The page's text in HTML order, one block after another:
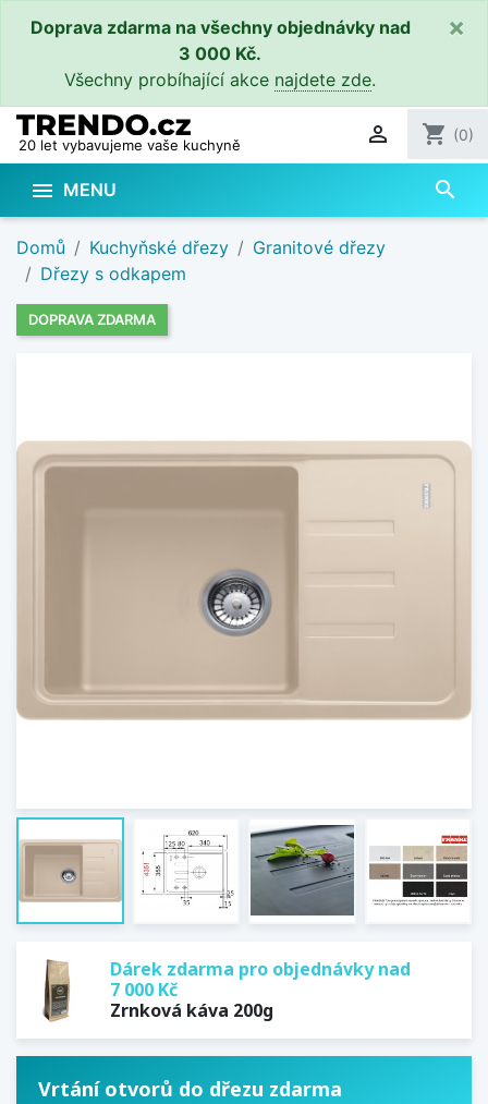
Doprava zdarma na všechny objednávky nad
3 000 Kč.
Všechny probíhající akce najdete zde.
×
20 let vybavujeme vaše kuchyně  shopping_cart (0)
 MENU search
Domů Kuchyňské dřezy
Granitové dřezy
Dřezy s odkapem
DOPRAVA ZDARMA
Dárek zdarma pro objednávky nad
7 000 Kč
Zrnková káva 200g
Vrtání otvorů do dřezu zdarma